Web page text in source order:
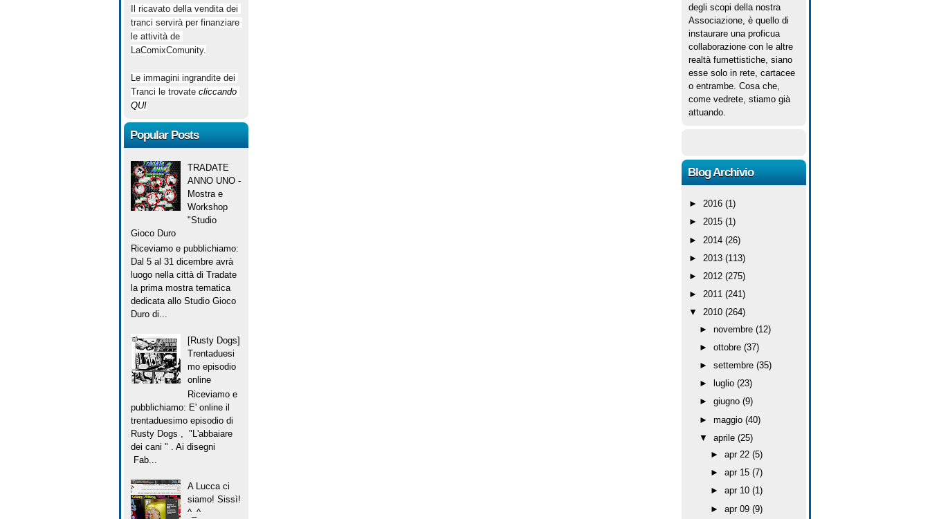
Il ricavato della vendita dei
tranci servirà per finanziare
le attività de
LaComixComunity.
Le immagini ingrandite dei
Tranci le trovate cliccando
QUI
Popular Posts
TRADATE
ANNO UNO -
Mostra e
Workshop
"Studio
Gioco Duro
Riceviamo e pubblichiamo:
Dal 5 al 31 dicembre avrà
luogo nella città di Tradate
la prima mostra tematica
dedicata allo Studio Gioco
Duro di...
[Rusty Dogs]
Trentaduesi
mo episodio
online
Riceviamo e
pubblichiamo: E' online il
trentaduesimo episodio di
Rusty Dogs , "L'abbaiare
dei cani " . Ai disegni
Fab...
A Lucca ci
siamo! Sissì!
^_^
degli scopi della nostra
Associazione, è quello di
instaurare una proficua
collaborazione con le altre
realtà fumettistiche, siano
esse solo in rete, cartacee
o entrambe. Cosa che,
come vedrete, stiamo già
attuando.
Blog Archivio
► 2016 (1)
► 2015 (1)
► 2014 (26)
► 2013 (113)
► 2012 (275)
► 2011 (241)
▼ 2010 (264)
►novembre(12)
►ottobre(37)
►settembre(35)
►
luglio(23)
►giugno(9)
►maggio(40)
▼aprile(25)
► apr 22 (5)
► apr 15 (7)
► apr 10 (1)
► apr 09 (9)